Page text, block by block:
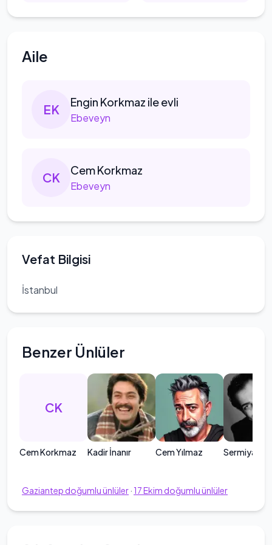
Aile
EK Engin Korkmaz ile evli
Ebeveyn
CK CemKorkmaz
Ebeveyn
Vefat Bilgisi
İstanbul
Benzer Ünlüler
CK
Cem Korkmaz Kadir İnanır Cem Yılmaz Sermiyan
Gaziantep doğumlu ünlüler· 17Ekim doğumlu ünlüler